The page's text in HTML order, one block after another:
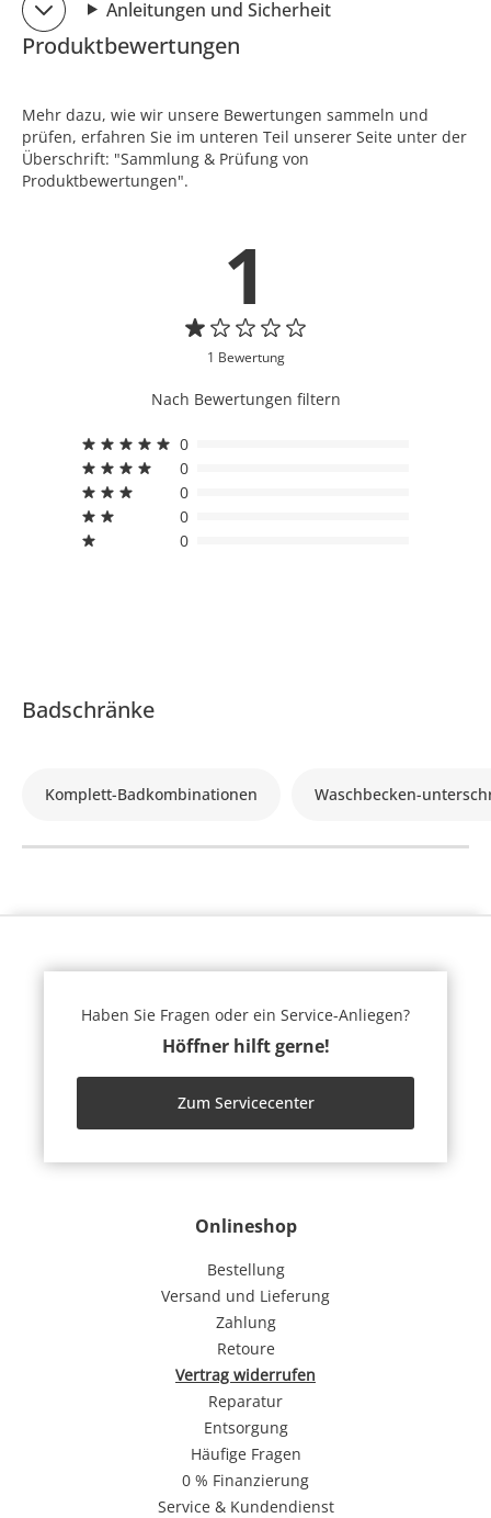
Anleitungen und Sicherheit
Produktbewertungen
Mehr dazu, wie wir unsere Bewertungen sammeln und
prüfen, erfahren Sie im unteren Teil unserer Seite unter der
Überschrift: "Sammlung & Prüfung von
Produktbewertungen".
1
1 Bewertung
Nach Bewertungen filtern
0
0
0
0
0
Badschränke
Komplett-Badkombinationen Waschbecken-
Onlineshop
Bestellung
Versand und Lieferung
Zahlung
Retoure
Vertrag widerrufen
Reparatur
Entsorgung
Häufige Fragen
0 % Finanzierung
Service & Kundendienst
Haben Sie Fragen oder ein Service-Anliegen?
Höffner hilft gerne!
Zum Servicecenter